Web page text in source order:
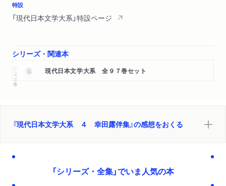
特設
「現代日本文学大系」特設ページ
シリーズ・関連本
シリーズ・全集 現代日本文学大系 全９７巻セット
『現代日本文学大系 ４ 幸田露伴集』の感想をおくる
「シリーズ・全集」でいま人気の本